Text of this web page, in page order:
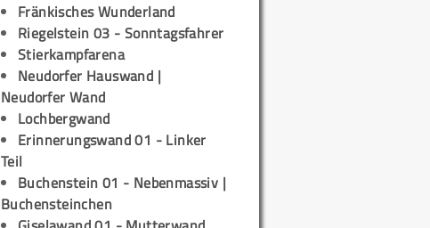
Fränkisches Wunderland
Riegelstein 03 - Sonntagsfahrer
Stierkampfarena
Neudorfer Hauswand |
Neudorfer Wand
Lochbergwand
Erinnerungswand 01 - Linker
Teil
Buchenstein 01 - Nebenmassiv |
Buchensteinchen